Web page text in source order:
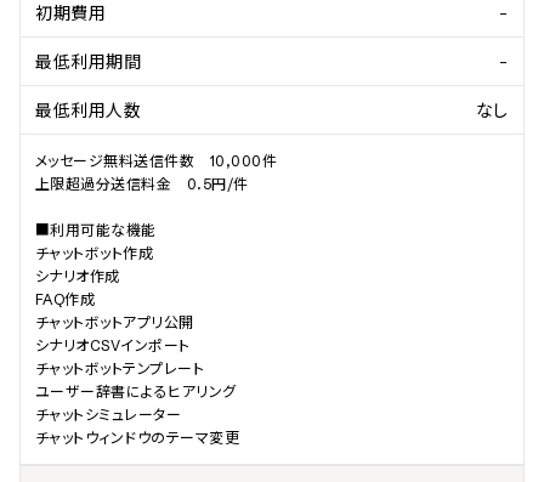
初期費用 -
最低利用期間 -
最低利用人数 なし
メッセージ無料送信件数　10,000件
上限超過分送信料金　0.5円/件
■利用可能な機能
チャットボット作成
シナリオ作成
FAQ作成
チャットボットアプリ公開
シナリオCSVインポート
チャットボットテンプレート
ユーザー辞書によるヒアリング
チャットシミュレーター
チャットウィンドウのテーマ変更